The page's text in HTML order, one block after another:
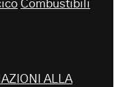
Combustibili
ALLA